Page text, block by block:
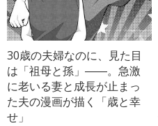
30歳の夫婦なのに、見た目
は「祖母と孫」――。急激
に老いる妻と成長が止まっ
た夫の漫画が描く「歳と幸
せ」